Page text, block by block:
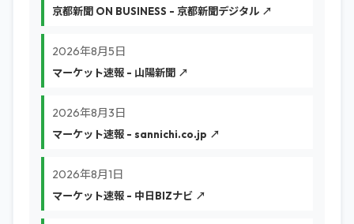
京都新聞 ON BUSINESS - 京都新聞デジタル ↗
2026年8月5日
マーケット速報 - 山陽新聞 ↗
2026年8月3日
マーケット速報 - sannichi.co.jp ↗
2026年8月1日
マーケット速報 - 中日BIZナビ ↗